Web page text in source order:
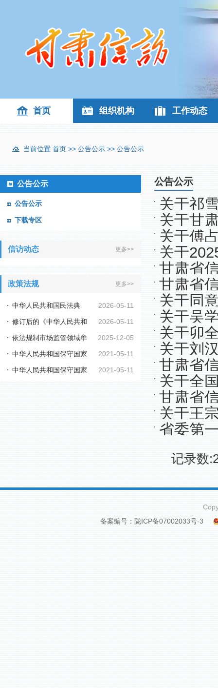
首页 组织机构 工作动态
当前位置 首页 >> 公告公示 >> 公告公示
公告公示
公告公示
下载专区
信访动态 更多>>
政策法规 更多>>
2026-05-11
中华人民共和国民法典
2026-05-11
修订后的《中华人民共和
国行政复议法实施... 2025-12-05
依法规制市场监管领域牟
利性职业投诉举报... 2021-05-11
中华人民共和国保守国家
秘密法 2021-05-11
中华人民共和国保守国家
公告公示
关于祁
关于甘
示
关于傅
关于
甘肃省
甘肃省
员公示
关于同
关于吴
关于卯
关于刘
甘肃省
用人员
关于全
示
甘肃省
关于王
省委第
记录数
备案编号：陇ICP备07002033号-3